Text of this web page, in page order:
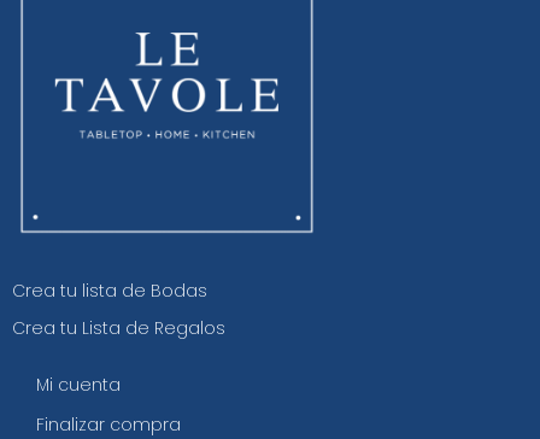
Crea tu lista de Bodas
Crea tu Lista de Regalos
Mi cuenta
Finalizar compra